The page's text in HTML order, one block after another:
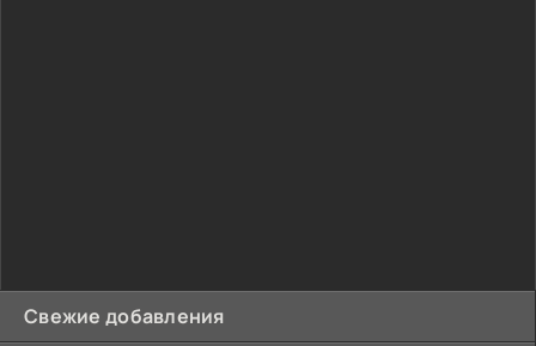
Свежие добавления